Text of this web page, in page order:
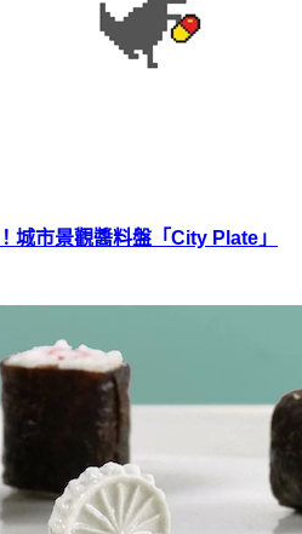
城市景觀醬料盤「City Plate」